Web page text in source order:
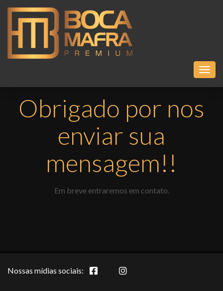
Obrigado por nos
enviar sua
mensagem!!
Em breve entraremos em contato.
Nossas mídias sociais: